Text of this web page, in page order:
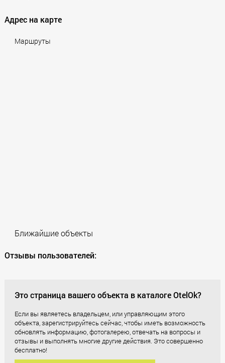
Адрес на карте
Маршруты
Ближайшие объекты
Отзывы пользователей:
Это страница вашего объекта в каталоге OtelOk?
Если вы являетесь владельцем, или управляющим этого
объекта, зарегистрируйтесь сейчас, чтобы иметь возможность
обновлять информацию, фотогалерею, отвечать на вопросы и
отзывы и выполнять многие другие действия. Это совершенно
бесплатно!